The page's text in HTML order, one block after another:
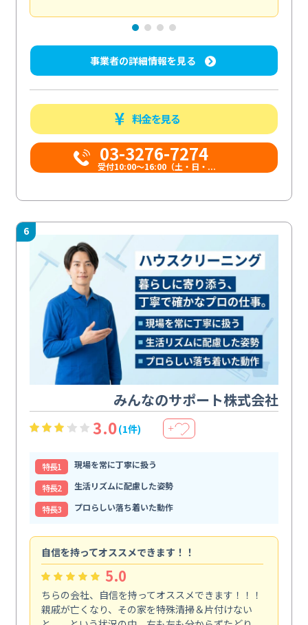
事業者の詳細情報を見る
料金を見る
03-3276-7274
受付10:00〜16:00（土・日・...
6
みんなのサポート株式会社
3.0(1件) ＋
特⻑1
現場を常に丁寧に扱う
特⻑2
生活リズムに配慮した姿勢
特⻑3
プロらしい落ち着いた動作
自信を持ってオススメできます！！
5.0
ちらの会社、自信を持ってオススメできます！！！
親戚が亡くなり、その家を特殊清掃＆片付けない